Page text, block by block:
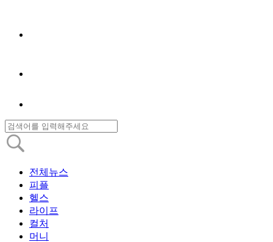
전체뉴스
피플
헬스
라이프
컬처
머니